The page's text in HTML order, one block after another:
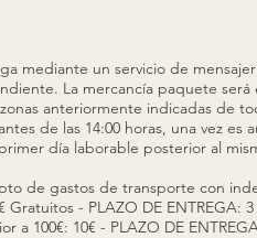
mediante un servicio de
La mercancía paquete
anteriormente indicadas de
de las 14:00 horas, una vez
día laborable posterior al
de gastos de transporte con
Gratuitos - PLAZO DE ENTREGA:
a 100€: 10€ - PLAZO DE